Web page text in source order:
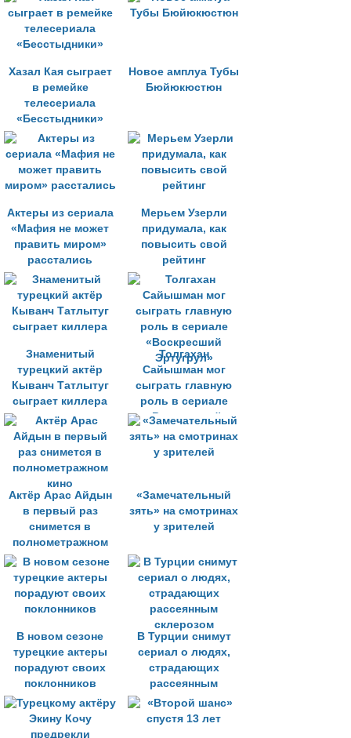
тобой»
Хазал Кая сыграет
в ремейке
телесериала
«Бесстыдники»
Новое амплуа Тубы
Бюйюкюстюн
Актеры из сериала
«Мафия не может
править миром»
расстались
Мерьем Узерли
придумала, как
повысить свой
рейтинг
Знаменитый
турецкий актёр
Кыванч Татлытуг
сыграет киллера
Толгахан
Сайышман мог
сыграть главную
роль в сериале
«Воскресший
Эртугрул»
Актёр Арас Айдын
в первый раз
снимется в
полнометражном
кино
«Замечательный
зять» на смотринах
у зрителей
В новом сезоне
турецкие актеры
порадуют своих
поклонников
В Турции снимут
сериал о людях,
страдающих
рассеянным
склерозом